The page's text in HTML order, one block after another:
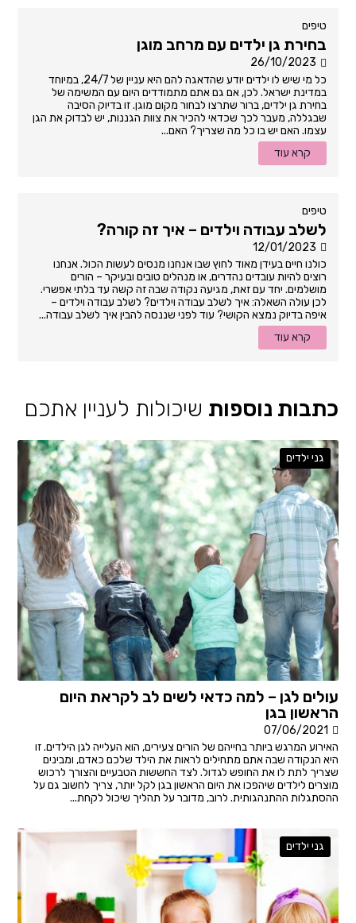
טיפים
בחירת גן ילדים עם מרחב מוגן
26/10/2023
כל מי שיש לו ילדים יודע שהדאגה להם היא עניין של 24/7, במיוחד
במדינת ישראל. לכן, אם גם אתם מתמודדים היום עם המשימה של
בחירת גן ילדים, ברור שתרצו לבחור מקום מוגן. זו בדיוק הסיבה
שבגללה, מעבר לכך שכדאי להכיר את צוות הגננות, יש לבדוק את הגן
עצמו. האם יש בו כל מה שצריך? האם...
קרא עוד
טיפים
לשלב עבודה וילדים – איך זה קורה?
12/01/2023
כולנו חיים בעידן מאוד לחוץ שבו אנחנו מנסים לעשות הכול. אנחנו
רוצים להיות עובדים נהדרים, או מנהלים טובים ובעיקר – הורים
מושלמים. יחד עם זאת, מגיעה נקודה שבה זה קשה עד בלתי אפשרי.
לכן עולה השאלה: איך לשלב עבודה וילדים? לשלב עבודה וילדים –
איפה בדיוק נמצא הקושי? עוד לפני שננסה להבין איך לשלב עבודה...
קרא עוד
כתבות נוספות שיכולות לעניין אתכם
גני ילדים
עולים לגן – למה כדאי לשים לב לקראת היום
הראשון בגן
07/06/2021
האירוע המרגש ביותר בחייהם של הורים צעירים, הוא העלייה לגן הילדים. זו
היא הנקודה שבה אתם מתחילים לראות את הילד שלכם כאדם, ומבינים
שצריך לתת לו את החופש לגדול. לצד החששות הטבעיים והצורך לרכוש
מוצרים לילדים שיהפכו את היום הראשון בגן לקל יותר, צריך לחשוב גם על
ההסתגלות ההתנהגותית. לרוב, מדובר על תהליך שיכול לקחת...
גני ילדים